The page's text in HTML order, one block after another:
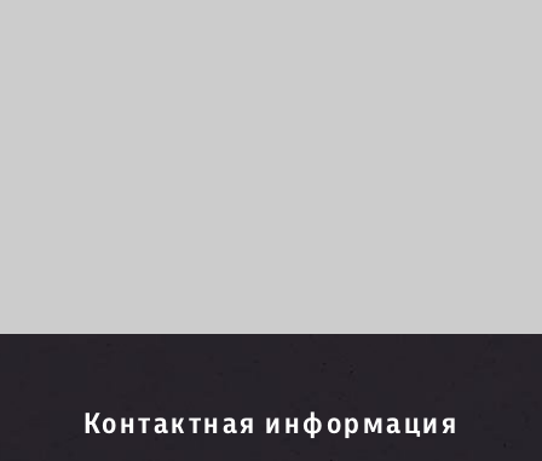
Контактная информация